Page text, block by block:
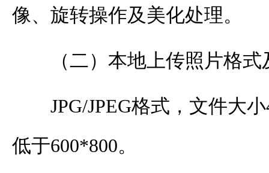
像、旋转操作及美化处理。
（二）本地上传照片格
JPG/JPEG格式，文件大
低于600*800。